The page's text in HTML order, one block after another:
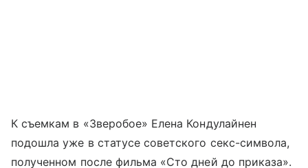
К съемкам в «Зверобое» Елена Кондулайнен
подошла уже в статусе советского секс-символа,
полученном после фильма «Сто дней до приказа».